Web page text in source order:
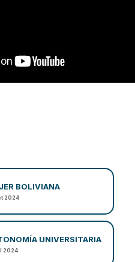
BOLIVIANA
2024
UNIVERSITARIA
2024